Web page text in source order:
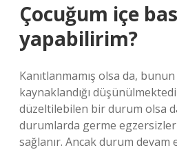
Çocuğum içe
yapabilirim?
Kanıtlanmamış olsa da,
kaynaklandığı
düzeltilebilen bir durum olsa
durumlarda germe
sağlanır. Ancak durum devam